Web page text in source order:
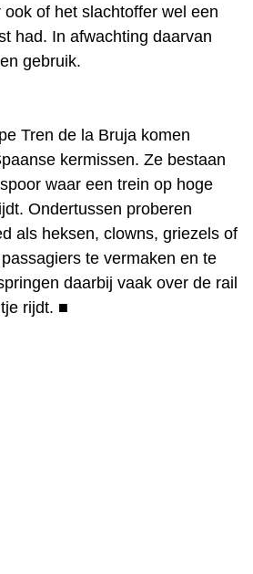
of het slachtoffer wel een
had. In afwachting daarvan
gebruik.
Tren de la Bruja komen
kermissen. Ze bestaan
waar een trein op hoge
Ondertussen proberen
als heksen, clowns, griezels of
te vermaken en te
daarbij vaak over de rail
rijdt. ■